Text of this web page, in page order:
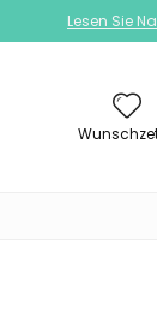
Lesen Sie